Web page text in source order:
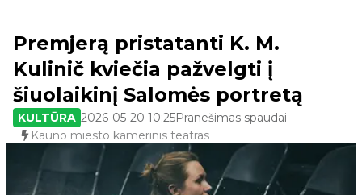
Premjerą pristatanti K. M.
Kulinič kviečia pažvelgti į
šiuolaikinį Salomės portretą
KULTŪRA 2026-05-20 10:25Pranešimas spaudai
Kauno miesto kamerinis teatras